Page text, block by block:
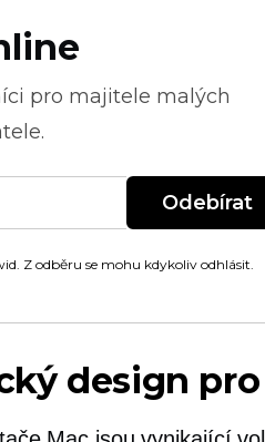
pro majitele malých
Odebírat
Z odběru se mohu kdykoliv odhlásit.
design